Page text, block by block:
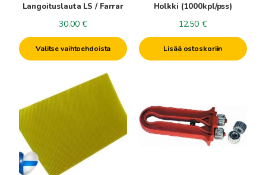
Langoituslauta LS / Farrar
30.00 €
Valitse vaihtoehdoista
sivulla.
Holkki (1000kpl/pss)
12.50 €
Lisää ostoskoriin